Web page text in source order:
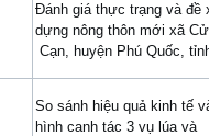
Đánh giá thực trạng và đề
dựng nông thôn mới xã
Cạn, huyện Phú Quốc,
So sánh hiệu quả kinh tế
hình canh tác 3 vụ lúa và